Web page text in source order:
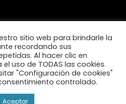
sitio web para brindarle la
recordando sus
Al hacer clic en
uso de TODAS las cookies.
"Configuración de cookies"
controlado.
Aceptar